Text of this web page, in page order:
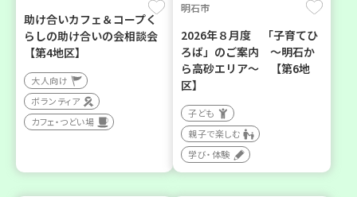
助け合いカフェ＆コープく
らしの助け合いの会相談会
【第4地区】
大人向け
ボランティア
カフェ・つどい場
明石市
2026年８月度 「子育てひ
ろば」のご案内 ～明石か
ら高砂エリア～ 【第6地
区】
子ども
親子で楽しむ
学び・体験